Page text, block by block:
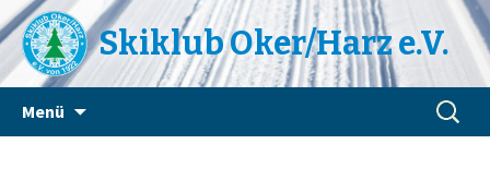
Skiklub Oker/Harz e.V.
Menü
Suchen
nach: